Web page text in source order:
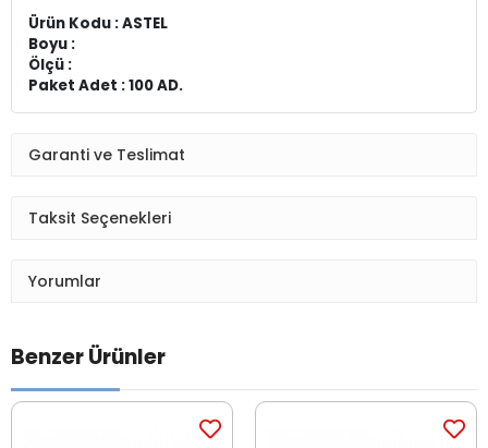
Ürün Kodu : ASTEL
Boyu :
Ölçü :
Paket Adet : 100 AD.
Garanti ve Teslimat
Taksit Seçenekleri
Yorumlar
Benzer Ürünler